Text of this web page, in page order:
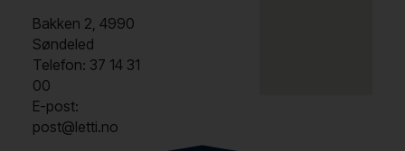
Bakken 2, 4990
Søndeled
Telefon: 37 14 31
00
E-post:
post@letti.no